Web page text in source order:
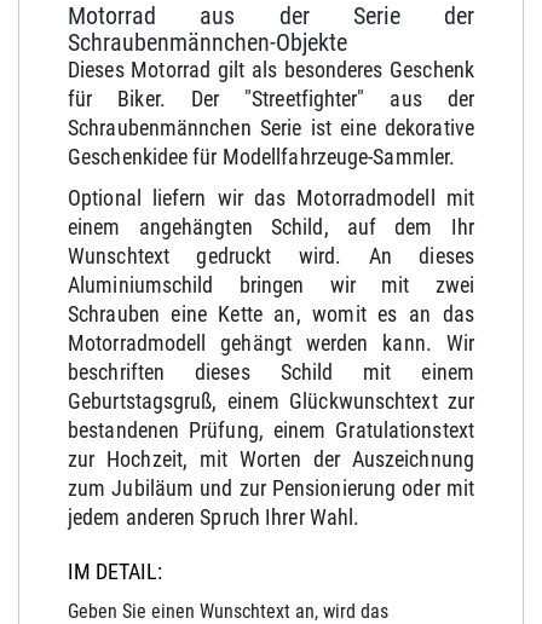
Motorrad aus der Serie der
Schraubenmännchen-Objekte
Dieses Motorrad gilt als besonderes Geschenk
für Biker. Der "Streetfighter" aus der
Schraubenmännchen Serie ist eine dekorative
Geschenkidee für Modellfahrzeuge-Sammler.
Optional liefern wir das Motorradmodell mit
einem angehängten Schild, auf dem Ihr
Wunschtext gedruckt wird. An dieses
Aluminiumschild bringen wir mit zwei
Schrauben eine Kette an, womit es an das
Motorradmodell gehängt werden kann. Wir
beschriften dieses Schild mit einem
Geburtstagsgruß, einem Glückwunschtext zur
bestandenen Prüfung, einem Gratulationstext
zur Hochzeit, mit Worten der Auszeichnung
zum Jubiläum und zur Pensionierung oder mit
jedem anderen Spruch Ihrer Wahl.
IM DETAIL:
Geben Sie einen Wunschtext an, wird das